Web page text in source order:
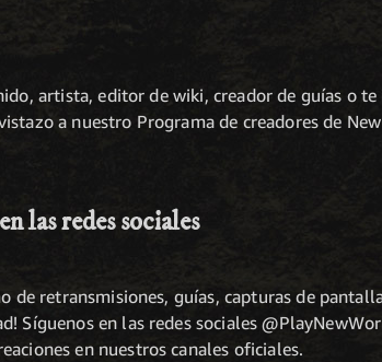
artista, editor de wiki, creador de guías o
a nuestro Programa de creadores de
las redes sociales
de retransmisiones, guías, capturas de
Síguenos en las redes sociales
en nuestros canales oficiales.